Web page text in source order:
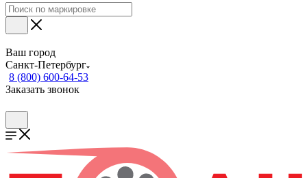
Ваш город
Санкт-Петербург
8 (800) 600-64-53
Заказать звонок